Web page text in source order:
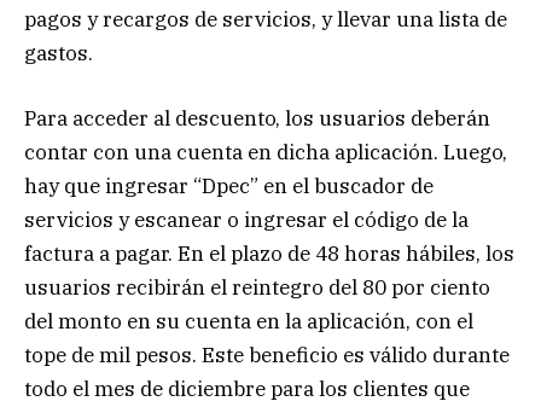
pagos y recargos de servicios, y llevar una lista de
gastos.
Para acceder al descuento, los usuarios deberán
contar con una cuenta en dicha aplicación. Luego,
hay que ingresar “Dpec” en el buscador de
servicios y escanear o ingresar el código de la
factura a pagar. En el plazo de 48 horas hábiles, los
usuarios recibirán el reintegro del 80 por ciento
del monto en su cuenta en la aplicación, con el
tope de mil pesos. Este beneficio es válido durante
todo el mes de diciembre para los clientes que